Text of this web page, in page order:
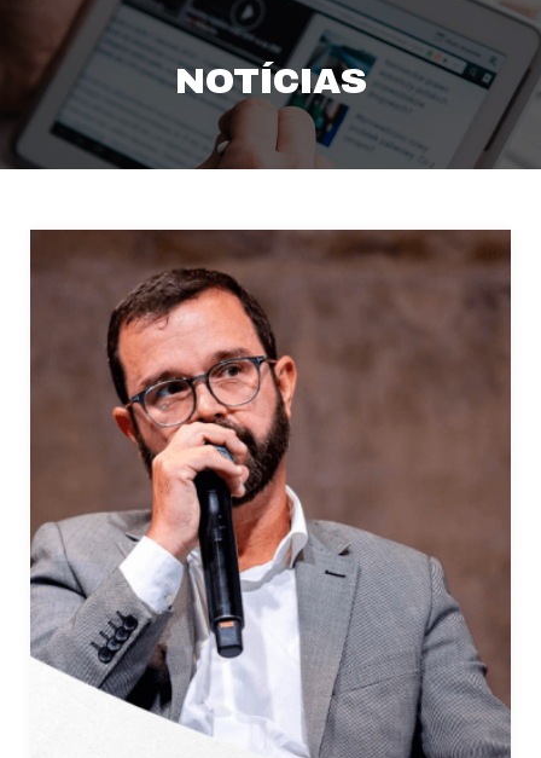
NOTÍCIAS